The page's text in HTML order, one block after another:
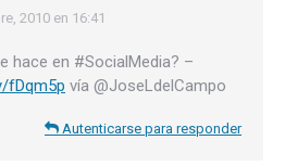
2010 en 16:41
hace en #SocialMedia? –
fDqm5p vía @JoseLdelCampo
Autenticarse para responder